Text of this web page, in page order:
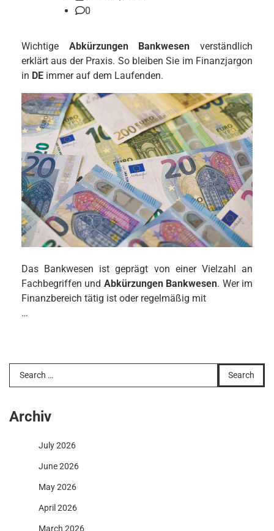
0
Wichtige Abkürzungen Bankwesen verständlich
erklärt aus der Praxis. So bleiben Sie im Finanzjargon
in DE immer auf dem Laufenden.
Das Bankwesen ist geprägt von einer Vielzahl an
Fachbegriffen und Abkürzungen Bankwesen. Wer im
Finanzbereich tätig ist oder regelmäßig mit
…
Search
for:
Archiv
July 2026
June 2026
May 2026
April 2026
March 2026